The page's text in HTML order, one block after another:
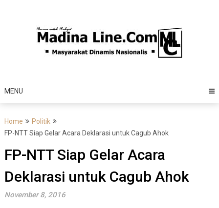
MENU
Home
Politik
FP-NTT Siap Gelar Acara Deklarasi untuk Cagub Ahok
FP-NTT Siap Gelar Acara
Deklarasi untuk Cagub Ahok
November 8, 2016